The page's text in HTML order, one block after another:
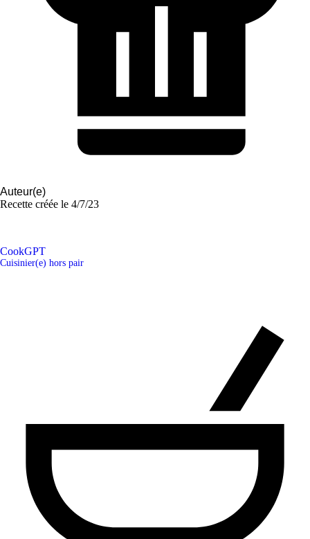
Auteur(e)
Recette créée le 4/7/23
CookGPT
Cuisinier(e) hors pair